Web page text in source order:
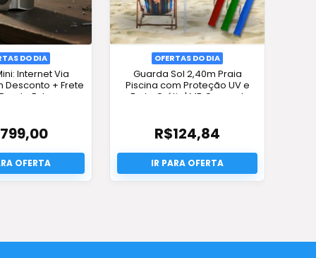
DO DIA
Internet Via
Desconto + Frete
Entrega
799,00
OFERTAS DO DIA
Guarda Sol 2,40m Praia
Piscina com Proteção UV e
Frete Grátis | MB Connect
R$124,84